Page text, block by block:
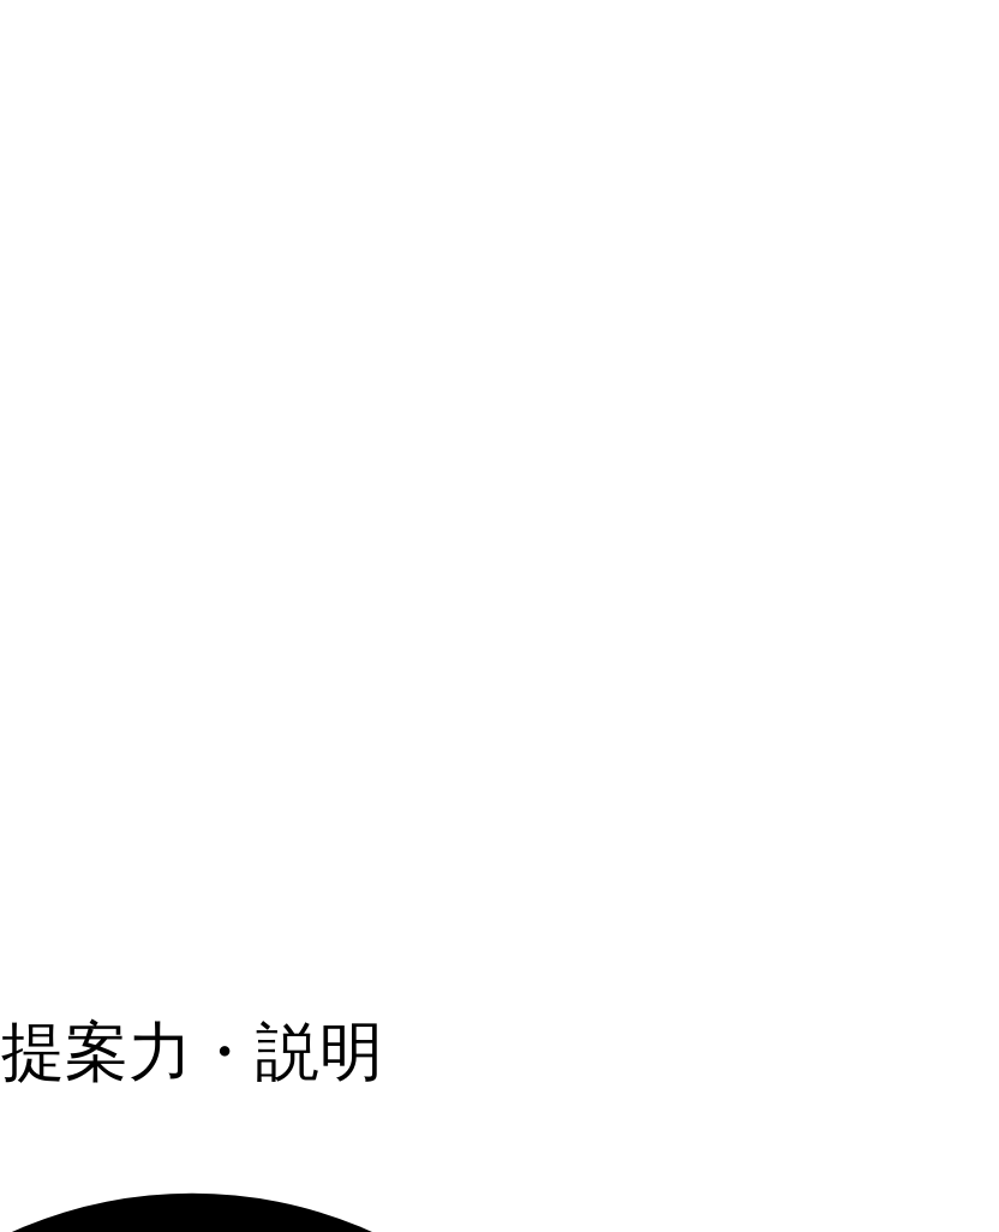
提案力・説明